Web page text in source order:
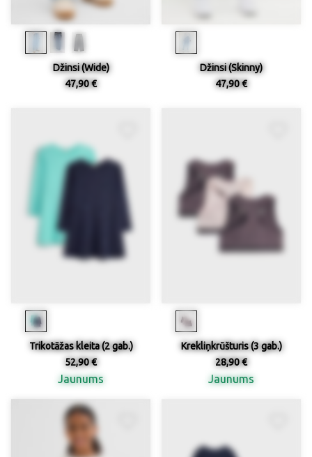
Džinsi (Wide)
47,90 €
Džinsi (Skinny)
47,90 €
Trikotāžas kleita (2 gab.)
52,90 €
Jaunums
Krekliņkrūšturis (3 gab.)
28,90 €
Jaunums